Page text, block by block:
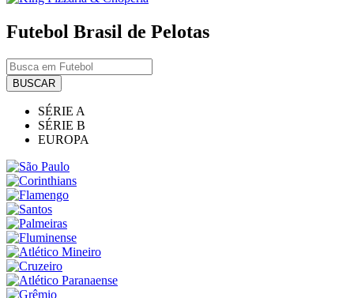
Futebol Brasil de Pelotas
BUSCAR
SÉRIE A
SÉRIE B
EUROPA